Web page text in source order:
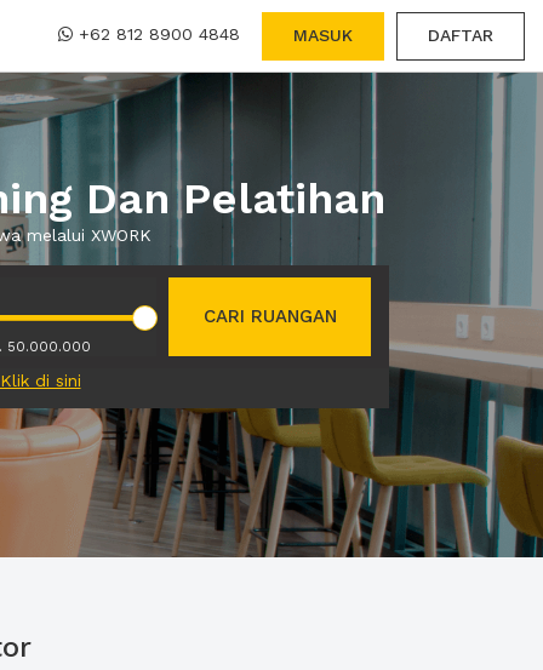
+62 812 8900 4848 MASUK DAFTAR
Dan Pelatihan
melalui XWORK
50.000.000
CARI RUANGAN
Klik di sini